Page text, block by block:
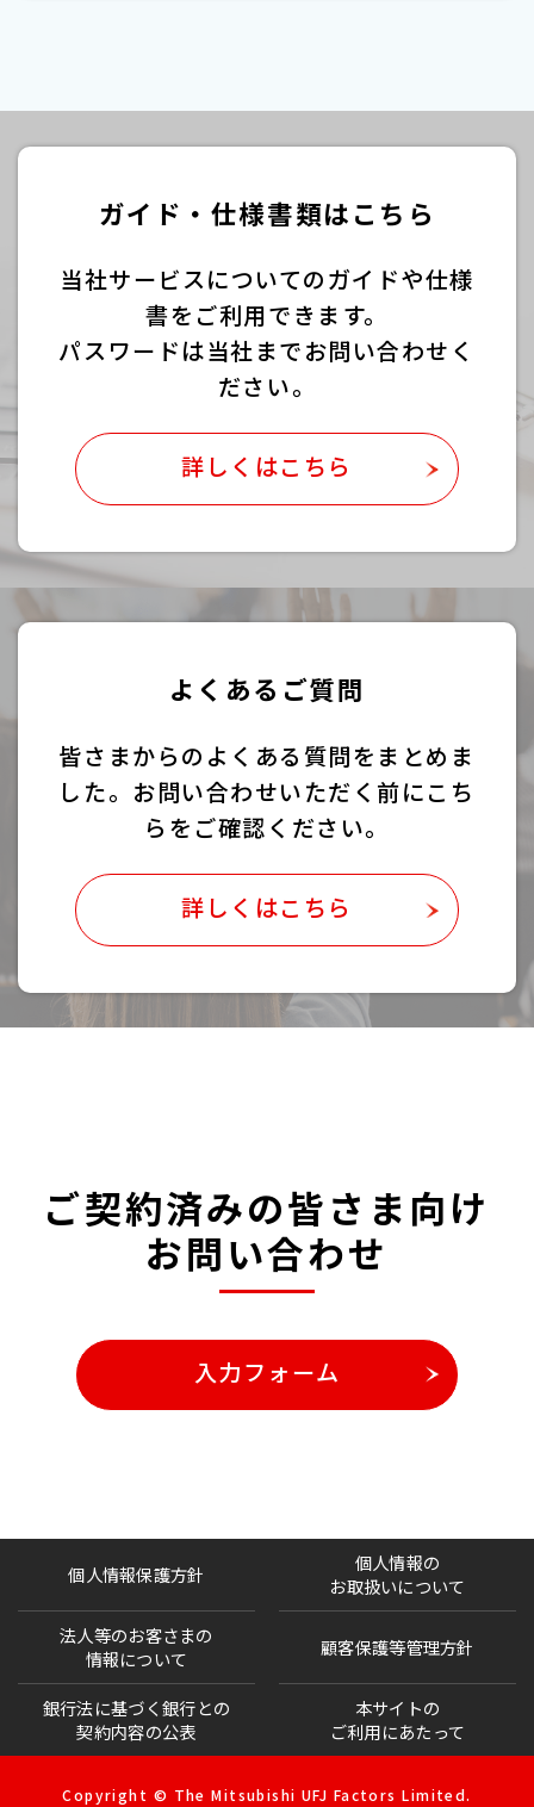
ガイド・仕様書類はこちら
当社サービスについてのガイドや仕様
書をご利用できます。
パスワードは当社までお問い合わせく
ださい。
詳しくはこちら
よくあるご質問
皆さまからのよくある質問をまとめま
した。 お問い合わせいただく前にこち
らをご確認ください。
詳しくはこちら
ご契約済みの皆さま向け
お問い合わせ
入力フォーム
個人情報保護方針
個人情報の
お取扱いについて
法人等のお客さまの
情報について
顧客保護等管理方針
銀行法に基づく銀行との
契約内容の公表
本サイトの
ご利用にあたって
Copyright © The Mitsubishi UFJ Factors Limited.